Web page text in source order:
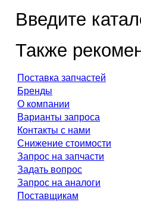
Введите
Также
Поставка запчастей
Бренды
О компании
Варианты запроса
Контакты с нами
Снижение стоимости
Запрос на запчасти
Задать вопрос
Запрос на аналоги
Поставщикам